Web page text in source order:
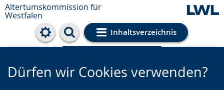
Altertumskommission für
Westfalen
Inhaltsverzeichnis
Cookie-Einstellungen
Dürfen wir Cookies verwenden?